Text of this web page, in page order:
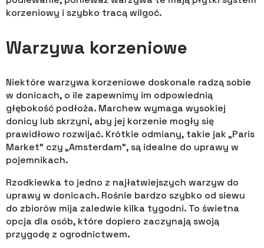
korzeniowy i szybko tracą wilgoć.
Warzywa korzeniowe
Niektóre warzywa korzeniowe doskonale radzą sobie
w donicach, o ile zapewnimy im odpowiednią
głębokość podłoża. Marchew wymaga wysokiej
donicy lub skrzyni, aby jej korzenie mogły się
prawidłowo rozwijać. Krótkie odmiany, takie jak „Paris
Market” czy „Amsterdam”, są idealne do uprawy w
pojemnikach.
Rzodkiewka to jedno z najłatwiejszych warzyw do
uprawy w donicach. Rośnie bardzo szybko od siewu
do zbiorów mija zaledwie kilka tygodni. To świetna
opcja dla osób, które dopiero zaczynają swoją
przygodę z ogrodnictwem.